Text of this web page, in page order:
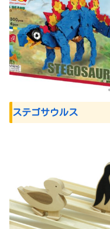
ステゴサウルス